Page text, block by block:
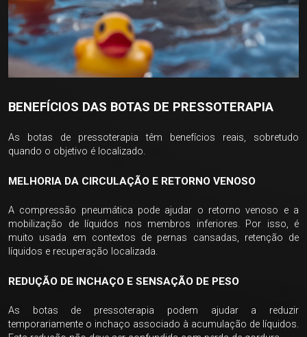
BENEFÍCIOS DAS BOTAS DE PRESSOTERAPIA
As botas de pressoterapia têm benefícios reais, sobretudo
quando o objetivo é localizado.
MELHORIA DA CIRCULAÇÃO E RETORNO VENOSO
A compressão pneumática pode ajudar o retorno venoso e a
mobilização de líquidos nos membros inferiores. Por isso, é
muito usada em contextos de pernas cansadas, retenção de
líquidos e recuperação localizada.
REDUÇÃO DE INCHAÇO E SENSAÇÃO DE PESO
As botas de pressoterapia podem ajudar a reduzir
temporariamente o inchaço associado à acumulação de líquidos.